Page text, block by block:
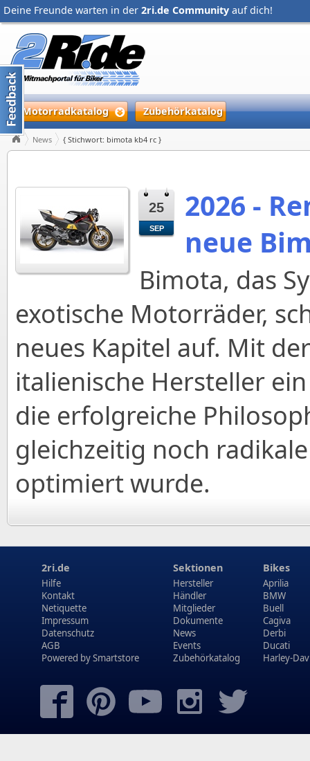
Deine Freunde warten in der 2ri.de Community auf dich!
Motorradkatalog Zubehörkatalog
News { Stichwort: bimota kb4 rc }
25
SEP
2026 -
neue
Bimota, das
exotische Motorräder,
neues Kapitel auf. Mit
italienische Hersteller
die erfolgreiche
gleichzeitig noch
optimiert wurde.
2ri.de
Hilfe
Kontakt
Netiquette
Impressum
Datenschutz
AGB
Powered bySmartstore
Sektionen
Hersteller
Händler
Mitglieder
Dokumente
News
Events
Zubehörkatalog
Bikes
Aprilia
BMW
Buell
Cagiva
Derbi
Ducati
Harley-